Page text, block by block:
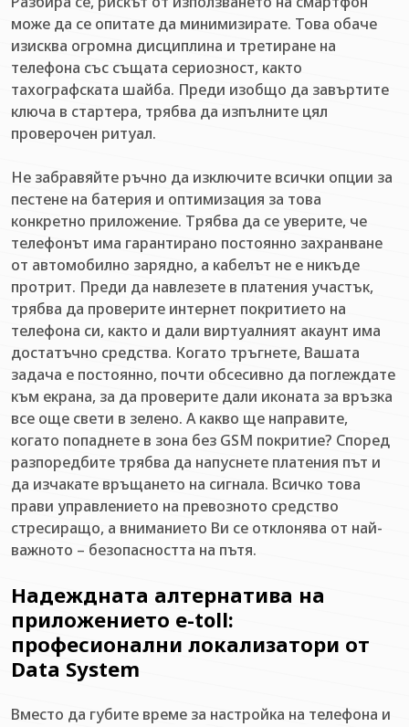
може да се опитате да минимизирате. Това обаче
изисква огромна дисциплина и третиране на
телефона със същата сериозност, както
тахографската шайба. Преди изобщо да завъртите
ключа в стартера, трябва да изпълните цял
проверочен ритуал.
Не забравяйте ръчно да изключите всички опции за
пестене на батерия и оптимизация за това
конкретно приложение. Трябва да се уверите, че
телефонът има гарантирано постоянно захранване
от автомобилно зарядно, а кабелът не е никъде
протрит. Преди да навлезете в платения участък,
трябва да проверите интернет покритието на
телефона си, както и дали виртуалният акаунт има
достатъчно средства. Когато тръгнете, Вашата
задача е постоянно, почти обсесивно да поглеждате
към екрана, за да проверите дали иконата за връзка
все още свети в зелено. А какво ще направите,
когато попаднете в зона без GSM покритие? Според
разпоредбите трябва да напуснете платения път и
да изчакате връщането на сигнала. Всичко това
прави управлението на превозното средство
стресиращо, а вниманието Ви се отклонява от най-
важното – безопасността на пътя.
Надеждната алтернатива на
приложението e-toll:
професионални локализатори от
Data System
Вместо да губите време за настройка на телефона и